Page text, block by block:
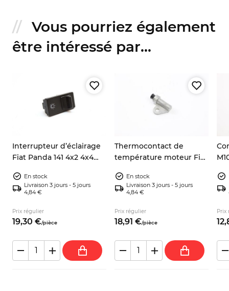
Vous pourriez également
être intéressé par...
Interrupteur d’éclairage
Fiat Panda 141 4x2 4x4
En stock
Livraison 3 jours - 5 jours
4,84 €
Prix régulier
19,30 €/pièce
Thermocontact de
température moteur Fiat
En stock
Livraison 3 jours - 5 jours
4,84 €
Prix régulier
18,91 €/pièce
Prix
12,